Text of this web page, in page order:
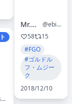
@nanatsumi_07
Mr.海老道
@ebi_525
58
15
#FGO
#ゴルドル
フ・ムジー
ク
2018/12/10